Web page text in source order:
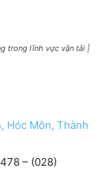
trong lĩnh vực vận tải |
Hóc Môn, Thành
– (028)